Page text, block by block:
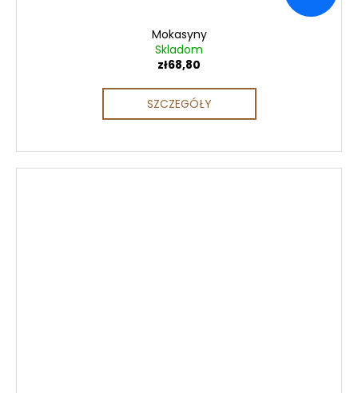
Mokasyny
Skladom
zł68,80
SZCZEGÓŁY